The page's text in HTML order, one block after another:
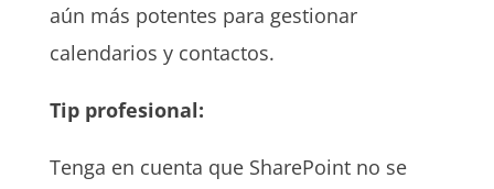
aún más potentes para gestionar
calendarios y contactos.
Tip profesional:
Tenga en cuenta que SharePoint no se